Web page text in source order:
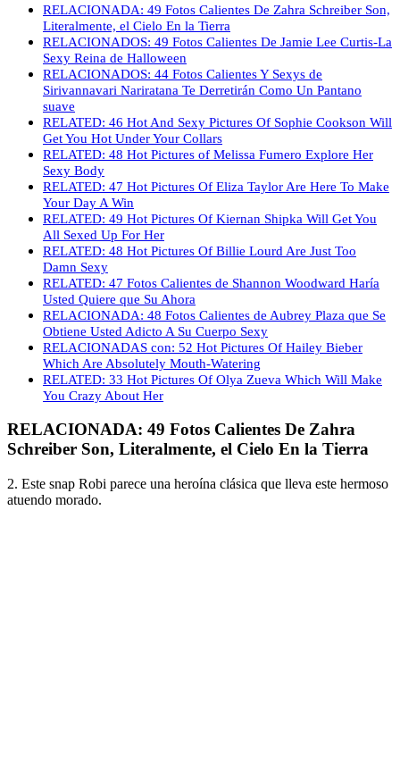
RELACIONADA: 49 Fotos Calientes De Zahra Schreiber Son,
Literalmente, el Cielo En la Tierra
RELACIONADOS: 49 Fotos Calientes De Jamie Lee Curtis-La
Sexy Reina de Halloween
RELACIONADOS: 44 Fotos Calientes Y Sexys de
Sirivannavari Nariratana Te Derretirán Como Un Pantano
suave
RELATED: 46 Hot And Sexy Pictures Of Sophie Cookson Will
Get You Hot Under Your Collars
RELATED: 48 Hot Pictures of Melissa Fumero Explore Her
Sexy Body
RELATED: 47 Hot Pictures Of Eliza Taylor Are Here To Make
Your Day A Win
RELATED: 49 Hot Pictures Of Kiernan Shipka Will Get You
All Sexed Up For Her
RELATED: 48 Hot Pictures Of Billie Lourd Are Just Too
Damn Sexy
RELATED: 47 Fotos Calientes de Shannon Woodward Haría
Usted Quiere que Su Ahora
RELACIONADA: 48 Fotos Calientes de Aubrey Plaza que Se
Obtiene Usted Adicto A Su Cuerpo Sexy
RELACIONADAS con: 52 Hot Pictures Of Hailey Bieber
Which Are Absolutely Mouth-Watering
RELATED: 33 Hot Pictures Of Olya Zueva Which Will Make
You Crazy About Her
RELACIONADA: 49 Fotos Calientes De Zahra
Schreiber Son, Literalmente, el Cielo En la Tierra
2. Este snap Robi parece una heroína clásica que lleva este hermoso
atuendo morado.